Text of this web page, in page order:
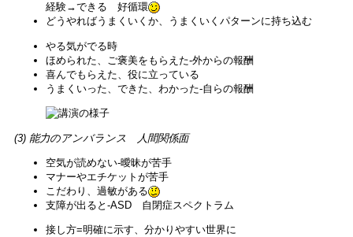
経験→できる 好循環
どうやればうまくいくか、うまくいくパターンに持ち込む
やる気がでる時
ほめられた、ご褒美をもらえた-外からの報酬
喜んでもらえた、役に立っている
うまくいった、できた、わかった-自らの報酬
(3) 能力のアンバランス 人間関係面
空気が読めない-曖昧が苦手
マナーやエチケットが苦手
こだわり、過敏がある
支障が出ると-ASD 自閉症スペクトラム
接し方=明確に示す、分かりやすい世界に